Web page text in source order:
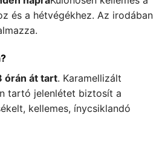
és a hétvégékhez. Az irodában
órán át tart. Karamellizált
tartó jelenlétet biztosít a
kellemes, ínycsiklandó